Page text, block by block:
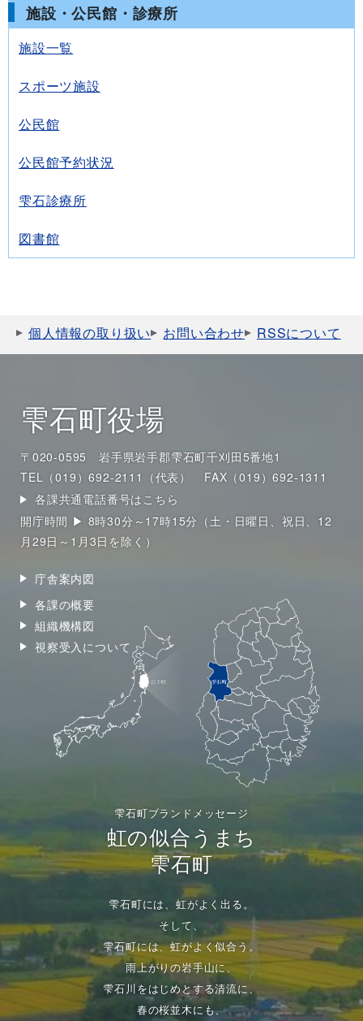
施設・公民館・診療所
施設一覧
スポーツ施設
公民館
公民館予約状況
雫石診療所
図書館
個人情報の取り扱い お問い合わせ RSSについて
雫石町役場
〒020-0595 岩手県岩手郡雫石町千刈田5番地1
TEL（019）692-2111（代表）
FAX（019）692-1311
各課共通電話番号はこちら
開庁時間 ▶ 8時30分～17時15分（土・日曜日、祝日、12
月29日～1月3日を除く）
庁舎案内図
各課の概要
組織機構図
視察受入について
雫石町ブランドメッセージ
虹の似合うまち
雫石町
雫石町には、虹がよく出る。
そして、
雫石町には、虹がよく似合う。
雨上がりの岩手山に、
雫石川をはじめとする清流に、
春の桜並木にも、